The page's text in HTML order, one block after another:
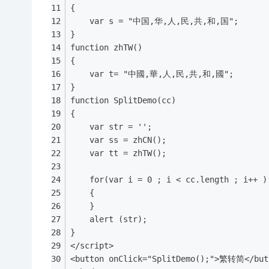
{
	var s = "中国,华,人,民,共,和,国";
}
function zhTW()
{
	var t= "中國,華,人,民,共,和,國";
}
function SplitDemo(cc)
{
	var ss = zhCN();
	var tt = zhTW();
	for(var i = 0 ; i < cc.length ; i++ )
	{
	}
	alert (str);
}
</script>
<button onClick="SplitDemo();">繁转简</